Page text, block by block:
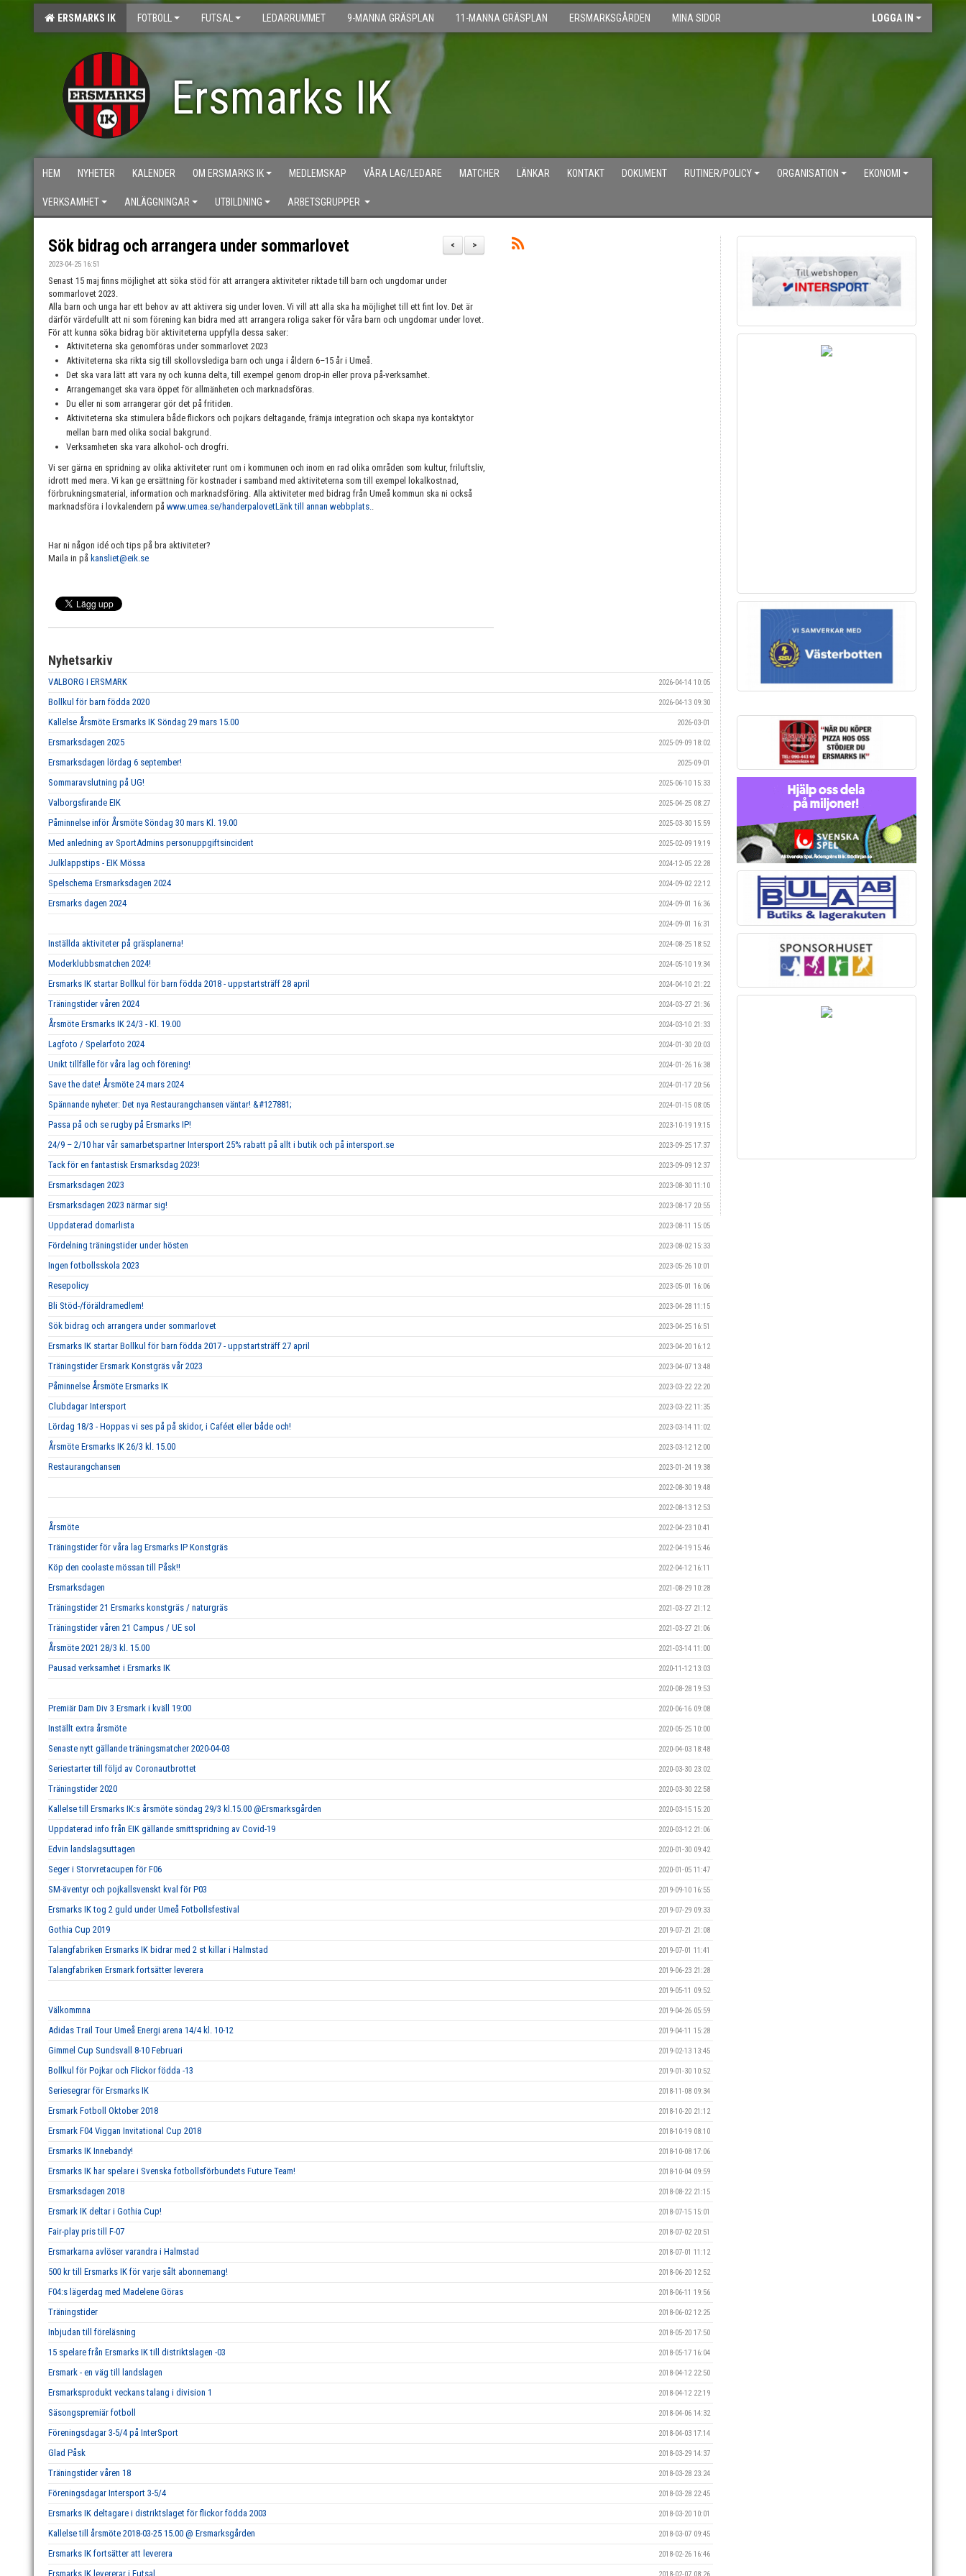
ERSMARKS IK FOTBOLL FUTSAL LEDARRUMMET 9-MANNA GRÄSPLAN 11-MANNA GRÄSPLAN ERSMARKSGÅRDEN MINA SIDOR LOGGA IN
Ersmarks IK
HEM NYHETER KALENDER OM ERSMARKS IK MEDLEMSKAP VÅRA LAG/LEDARE MATCHER LÄNKAR KONTAKT DOKUMENT RUTINER/POLICY ORGANISATION EKONOMI
VERKSAMHET ANLÄGGNINGAR UTBILDNING ARBETSGRUPPER
>
<
Sök bidrag och arrangera under sommarlovet
2023-04-25 16:51
Senast 15 maj finns möjlighet att söka stöd för att arrangera aktiviteter riktade till barn och ungdomar under
sommarlovet 2023.
Alla barn och unga har ett behov av att aktivera sig under loven. Vi vill att alla ska ha möjlighet till ett fint lov. Det är
därför värdefullt att ni som förening kan bidra med att arrangera roliga saker för våra barn och ungdomar under lovet.
För att kunna söka bidrag bör aktiviteterna uppfylla dessa saker:
Aktiviteterna ska genomföras under sommarlovet 2023
Aktiviteterna ska rikta sig till skollovslediga barn och unga i åldern 6–15 år i Umeå.
Det ska vara lätt att vara ny och kunna delta, till exempel genom drop-in eller prova på-verksamhet.
Arrangemanget ska vara öppet för allmänheten och marknadsföras.
Du eller ni som arrangerar gör det på fritiden.
Aktiviteterna ska stimulera både flickors och pojkars deltagande, främja integration och skapa nya kontaktytor
mellan barn med olika social bakgrund.
Verksamheten ska vara alkohol- och drogfri.
Vi ser gärna en spridning av olika aktiviteter runt om i kommunen och inom en rad olika områden som kultur, friluftsliv,
idrott med mera. Vi kan ge ersättning för kostnader i samband med aktiviteterna som till exempel lokalkostnad,
förbrukningsmaterial, information och marknadsföring. Alla aktiviteter med bidrag från Umeå kommun ska ni också
marknadsföra i lovkalendern på www.umea.se/handerpalovetLänk till annan webbplats..
Har ni någon idé och tips på bra aktiviteter?
Maila in på kansliet@eik.se
Nyhetsarkiv
VALBORG I ERSMARK 2026-04-14 10:05
Bollkul för barn födda 2020 2026-04-13 09:30
Kallelse Årsmöte Ersmarks IK Söndag 29 mars 15.00 2026-03-01
Ersmarksdagen 2025 2025-09-09 18:02
Ersmarksdagen lördag 6 september! 2025-09-01
Sommaravslutning på UG! 2025-06-10 15:33
Valborgsfirande EIK 2025-04-25 08:27
Påminnelse inför Årsmöte Söndag 30 mars Kl. 19.00 2025-03-30 15:59
Med anledning av SportAdmins personuppgiftsincident 2025-02-09 19:19
Julklappstips - EIK Mössa 2024-12-05 22:28
Spelschema Ersmarksdagen 2024 2024-09-02 22:12
Ersmarks dagen 2024 2024-09-01 16:36
2024-09-01 16:31
Inställda aktiviteter på gräsplanerna! 2024-08-25 18:52
Moderklubbsmatchen 2024! 2024-05-10 19:34
Ersmarks IK startar Bollkul för barn födda 2018 - uppstartsträff 28 april 2024-04-10 21:22
Träningstider våren 2024 2024-03-27 21:36
Årsmöte Ersmarks IK 24/3 - Kl. 19.00 2024-03-10 21:33
Lagfoto / Spelarfoto 2024 2024-01-30 20:03
Unikt tillfälle för våra lag och förening! 2024-01-26 16:38
Save the date! Årsmöte 24 mars 2024 2024-01-17 20:56
Spännande nyheter: Det nya Restaurangchansen väntar! &#127881; 2024-01-15 08:05
Passa på och se rugby på Ersmarks IP! 2023-10-19 19:15
24/9 – 2/10 har vår samarbetspartner Intersport 25% rabatt på allt i butik och på intersport.se 2023-09-25 17:37
Tack för en fantastisk Ersmarksdag 2023! 2023-09-09 12:37
Ersmarksdagen 2023 2023-08-30 11:10
Ersmarksdagen 2023 närmar sig! 2023-08-17 20:55
Uppdaterad domarlista 2023-08-11 15:05
Fördelning träningstider under hösten 2023-08-02 15:33
Ingen fotbollsskola 2023 2023-05-26 10:01
Resepolicy 2023-05-01 16:06
Bli Stöd-/föräldramedlem! 2023-04-28 11:15
Sök bidrag och arrangera under sommarlovet 2023-04-25 16:51
Ersmarks IK startar Bollkul för barn födda 2017 - uppstartsträff 27 april 2023-04-20 16:12
Träningstider Ersmark Konstgräs vår 2023 2023-04-07 13:48
Påminnelse Årsmöte Ersmarks IK 2023-03-22 22:20
Clubdagar Intersport 2023-03-22 11:35
Lördag 18/3 - Hoppas vi ses på på skidor, i Caféet eller både och! 2023-03-14 11:02
Årsmöte Ersmarks IK 26/3 kl. 15.00 2023-03-12 12:00
Restaurangchansen 2023-01-24 19:38
2022-08-30 19:48
2022-08-13 12:53
Årsmöte 2022-04-23 10:41
Träningstider för våra lag Ersmarks IP Konstgräs 2022-04-19 15:46
Köp den coolaste mössan till Påsk!! 2022-04-12 16:11
Ersmarksdagen 2021-08-29 10:28
Träningstider 21 Ersmarks konstgräs / naturgräs 2021-03-27 21:12
Träningstider våren 21 Campus / UE sol 2021-03-27 21:06
Årsmöte 2021 28/3 kl. 15.00 2021-03-14 11:00
Pausad verksamhet i Ersmarks IK 2020-11-12 13:03
2020-08-28 19:53
Premiär Dam Div 3 Ersmark i kväll 19:00 2020-06-16 09:08
Inställt extra årsmöte 2020-05-25 10:00
Senaste nytt gällande träningsmatcher 2020-04-03 2020-04-03 18:48
Seriestarter till följd av Coronautbrottet 2020-03-30 23:02
Träningstider 2020 2020-03-30 22:58
Kallelse till Ersmarks IK:s årsmöte söndag 29/3 kl.15.00 @Ersmarksgården 2020-03-15 15:20
Uppdaterad info från EIK gällande smittspridning av Covid-19 2020-03-12 21:06
Edvin landslagsuttagen 2020-01-30 09:42
Seger i Storvretacupen för F06 2020-01-05 11:47
SM-äventyr och pojkallsvenskt kval för P03 2019-09-10 16:55
Ersmarks IK tog 2 guld under Umeå Fotbollsfestival 2019-07-29 09:33
Gothia Cup 2019 2019-07-21 21:08
Talangfabriken Ersmarks IK bidrar med 2 st killar i Halmstad 2019-07-01 11:41
Talangfabriken Ersmark fortsätter leverera 2019-06-23 21:28
2019-05-11 09:52
Välkommna 2019-04-26 05:59
Adidas Trail Tour Umeå Energi arena 14/4 kl. 10-12 2019-04-11 15:28
Gimmel Cup Sundsvall 8-10 Februari 2019-02-13 13:45
Bollkul för Pojkar och Flickor födda -13 2019-01-30 10:52
Seriesegrar för Ersmarks IK 2018-11-08 09:34
Ersmark Fotboll Oktober 2018 2018-10-20 21:12
Ersmark F04 Viggan Invitational Cup 2018 2018-10-19 08:10
Ersmarks IK Innebandy! 2018-10-08 17:06
Ersmarks IK har spelare i Svenska fotbollsförbundets Future Team! 2018-10-04 09:59
Ersmarksdagen 2018 2018-08-22 21:15
Ersmark IK deltar i Gothia Cup! 2018-07-15 15:01
Fair-play pris till F-07 2018-07-02 20:51
Ersmarkarna avlöser varandra i Halmstad 2018-07-01 11:12
500 kr till Ersmarks IK för varje sålt abonnemang! 2018-06-20 12:52
F04:s lägerdag med Madelene Göras 2018-06-11 19:56
Träningstider 2018-06-02 12:25
Inbjudan till föreläsning 2018-05-20 17:50
15 spelare från Ersmarks IK till distriktslagen -03 2018-05-17 16:04
Ersmark - en väg till landslagen 2018-04-12 22:50
Ersmarksprodukt veckans talang i division 1 2018-04-12 22:19
Säsongspremiär fotboll 2018-04-06 14:32
Föreningsdagar 3-5/4 på InterSport 2018-04-03 17:14
Glad Påsk 2018-03-29 14:37
Träningstider våren 18 2018-03-28 23:24
Föreningsdagar Intersport 3-5/4 2018-03-28 22:45
Ersmarks IK deltagare i distriktslaget för flickor födda 2003 2018-03-20 10:01
Kallelse till årsmöte 2018-03-25 15.00 @ Ersmarksgården 2018-03-07 09:45
Ersmarks IK fortsätter att leverera 2018-02-26 16:46
Ersmarks IK levererar i Futsal